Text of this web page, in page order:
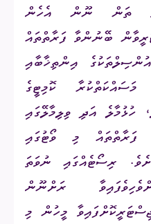
ތަން ނޫން އެހެން
ބޭނުންވާ ފަރާތްތައް
އިންތިޚާބާއި
ކޮމިޓީގެ
ގައި މާލެ، ހުޅުމާލެ އަދި ވިލިމާލޭގައި
ފަރާތްތައް މި ވޯޓުގައި
ރިސޯޓެއްގައި ނުވަތަ
ރަށްނޫން
މީހުން މި